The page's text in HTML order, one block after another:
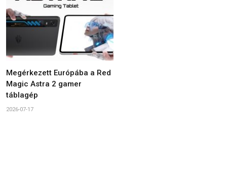
Megérkezett Európába a Red
Magic Astra 2 gamer
táblagép
2026-07-17